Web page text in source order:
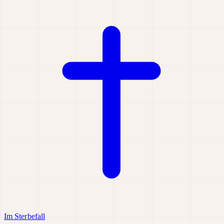
Im Sterbefall